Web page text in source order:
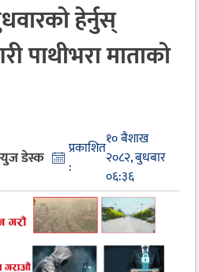
हेर्नुस्
पाथीभरा माताको
डेस्क
प्रकाशित
:
१० बैशाख
२०८२, बुधबार
०६:३६